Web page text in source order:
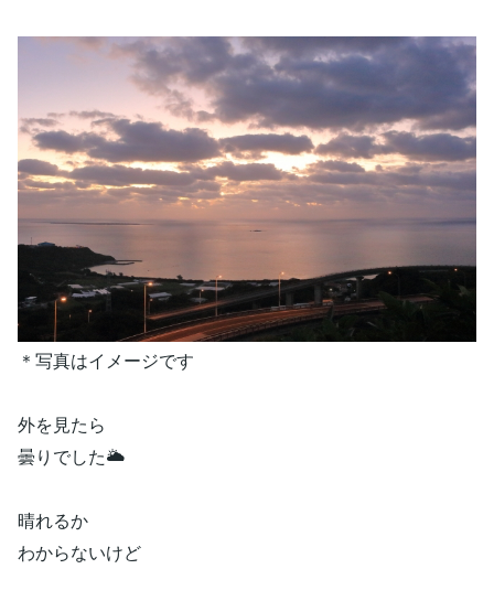
＊写真はイメージです
外を見たら
曇りでした🌥
晴れるか
わからないけど